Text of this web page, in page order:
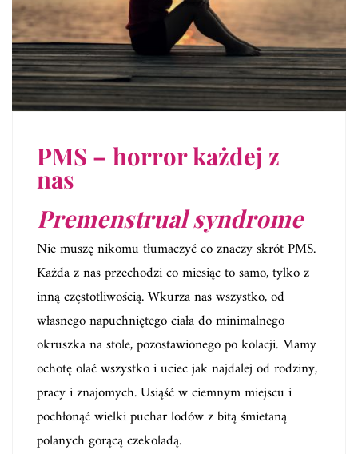
PMS – horror każdej z
nas
Premenstrual syndrome
Nie muszę nikomu tłumaczyć co znaczy skrót PMS.
Każda z nas przechodzi co miesiąc to samo, tylko z
inną częstotliwością. Wkurza nas wszystko, od
własnego napuchniętego ciała do minimalnego
okruszka na stole, pozostawionego po kolacji. Mamy
ochotę olać wszystko i uciec jak najdalej od rodziny,
pracy i znajomych. Usiąść w ciemnym miejscu i
pochłonąć wielki puchar lodów z bitą śmietaną
polanych gorącą czekoladą.